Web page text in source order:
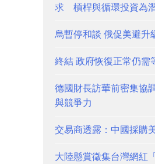
求 槓桿與循環投資為
烏暫停和談 俄促美避升
終結 政府恢復正常仍需
德國財長訪華前密集協
與競爭力
交易商透露：中國採購
大陸懸賞徵集台灣網紅